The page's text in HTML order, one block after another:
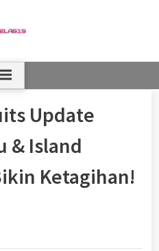
Update
& Island
Ketagihan!